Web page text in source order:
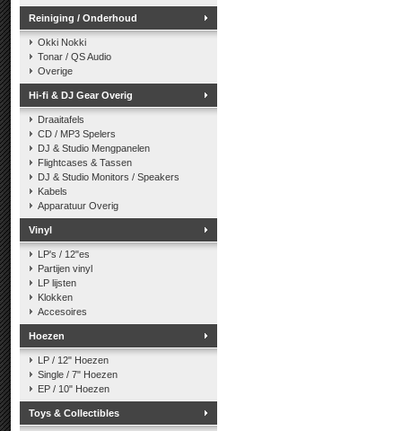
Reiniging / Onderhoud
Okki Nokki
Tonar / QS Audio
Overige
Hi-fi & DJ Gear Overig
Draaitafels
CD / MP3 Spelers
DJ & Studio Mengpanelen
Flightcases & Tassen
DJ & Studio Monitors / Speakers
Kabels
Apparatuur Overig
Vinyl
LP's / 12"es
Partijen vinyl
LP lijsten
Klokken
Accesoires
Hoezen
LP / 12" Hoezen
Single / 7" Hoezen
EP / 10" Hoezen
Toys & Collectibles